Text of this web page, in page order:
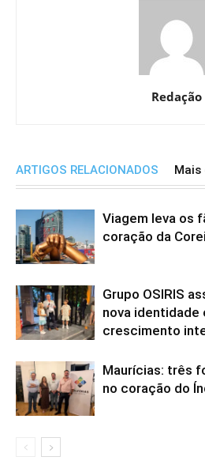
Redação
ARTIGOS RELACIONADOS Mais
Viagem leva os
coração da
Grupo OSIRIS
nova identidade
crescimento
Maurícias: três
no coração do